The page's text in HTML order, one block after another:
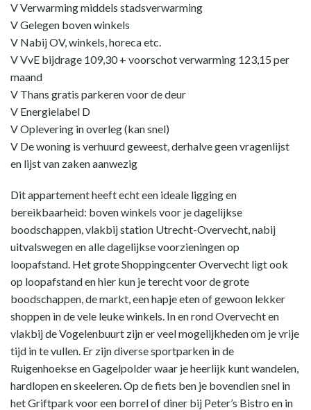
V Verwarming middels stadsverwarming
V Gelegen boven winkels
V Nabij OV, winkels, horeca etc.
V VvE bijdrage 109,30 + voorschot verwarming 123,15 per
maand
V Thans gratis parkeren voor de deur
V Energielabel D
V Oplevering in overleg (kan snel)
V De woning is verhuurd geweest, derhalve geen vragenlijst
en lijst van zaken aanwezig
Dit appartement heeft echt een ideale ligging en
bereikbaarheid: boven winkels voor je dagelijkse
boodschappen, vlakbij station Utrecht-Overvecht, nabij
uitvalswegen en alle dagelijkse voorzieningen op
loopafstand. Het grote Shoppingcenter Overvecht ligt ook
op loopafstand en hier kun je terecht voor de grote
boodschappen, de markt, een hapje eten of gewoon lekker
shoppen in de vele leuke winkels. In en rond Overvecht en
vlakbij de Vogelenbuurt zijn er veel mogelijkheden om je vrije
tijd in te vullen. Er zijn diverse sportparken in de
Ruigenhoekse en Gagelpolder waar je heerlijk kunt wandelen,
hardlopen en skeeleren. Op de fiets ben je bovendien snel in
het Griftpark voor een borrel of diner bij Peter’s Bistro en in